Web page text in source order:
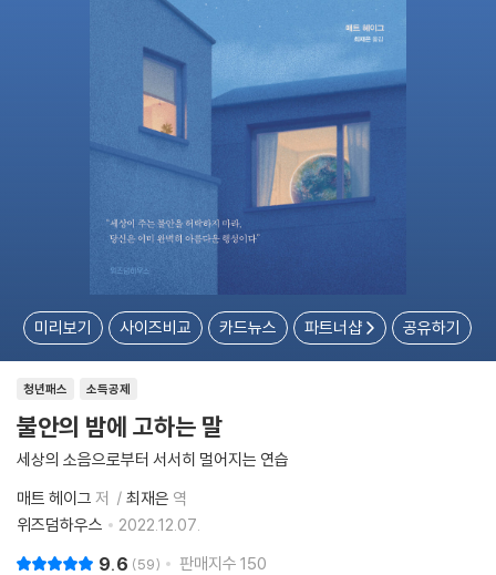
미리보기 사이즈비교 카드뉴스 파트너샵 공유하기
소득공제
청년패스
불안의 밤에 고하는 말
세상의 소음으로부터 서서히 멀어지는 연습
매트 헤이그 저 최재은 역
위즈덤하우스
2022.12.07.
9.6 59 판매지수 150